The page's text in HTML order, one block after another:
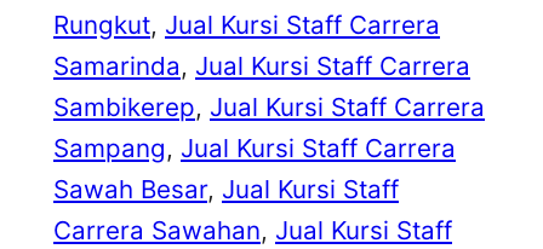
Rungkut, Jual Kursi Staff Carrera
Samarinda, Jual Kursi Staff Carrera
Sambikerep, Jual Kursi Staff Carrera
Sampang, Jual Kursi Staff Carrera
Sawah Besar, Jual Kursi Staff
Carrera Sawahan, Jual Kursi Staff